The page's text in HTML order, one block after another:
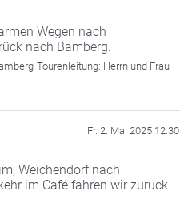
Wegen nach
nach Bamberg.
Tourenleitung: Herrn und Frau
Fr. 2. Mai 2025 12:30
Weichendorf nach
im Café fahren wir zurück